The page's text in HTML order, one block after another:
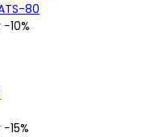
80
−10%
−15%